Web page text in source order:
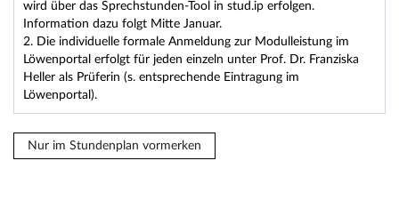
wird über das Sprechstunden-Tool in stud.ip erfolgen.
Information dazu folgt Mitte Januar.
2. Die individuelle formale Anmeldung zur Modulleistung im
Löwenportal erfolgt für jeden einzeln unter Prof. Dr. Franziska
Heller als Prüferin (s. entsprechende Eintragung im
Löwenportal).
Nur im Stundenplan vormerken